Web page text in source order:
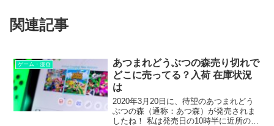
関連記事
ゲーム・漫画
あつまれどうぶつの森売り切れで
どこに売ってる？入荷 在庫状況
は
2020年3月20日に、待望のあつまれどう
ぶつの森（通称：あつ森）が発売されま
したね！ 私は発売日の10時半に近所のイ